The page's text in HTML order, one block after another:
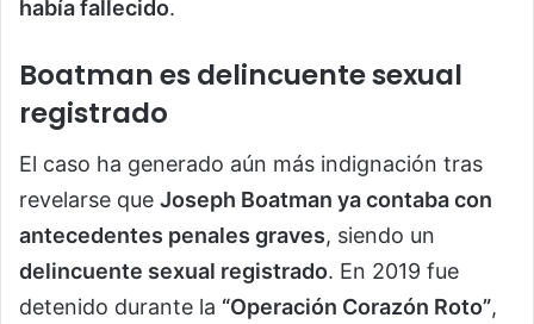
había fallecido.
Boatman es delincuente sexual
registrado
El caso ha generado aún más indignación tras
revelarse que Joseph Boatman ya contaba con
antecedentes penales graves, siendo un
delincuente sexual registrado. En 2019 fue
detenido durante la “Operación Corazón Roto”,